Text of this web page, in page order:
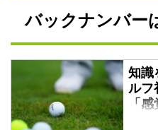
バックナンバー
知識
ルフ
「
み